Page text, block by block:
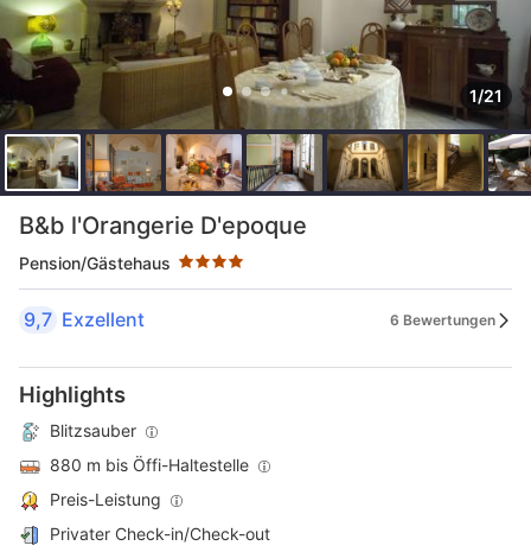
1/21
B&b l'Orangerie D'epoque
Pension/Gästehaus
Sternekategorie: 4 Sterne
9,7 Exzellent 6 Bewertungen
Highlights
Blitzsauber
880 m bis Öffi-Haltestelle
Preis-Leistung
Privater Check-in/Check-out